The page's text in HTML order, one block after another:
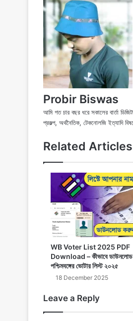
Probir Biswas
আমি গত চার বছর ধরে সকালের বার্তা
প্রকল্প, অর্থনৈতিক, টেকনোলজি ইত্যাদি
Related Articles
WB Voter List 2025 PDF
Download – কীভাবে ডাউনলোড
পশ্চিমবঙ্গের ভোটার লিস্ট ২০২৫
18 December 2025
Leave a Reply